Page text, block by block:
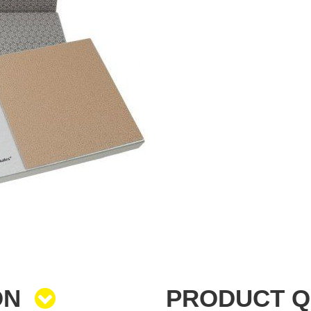
PRODUCT